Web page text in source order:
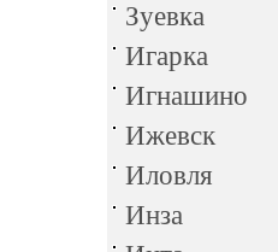
Зуевка
Игарка
Игнашино
Ижевск
Иловля
Инза